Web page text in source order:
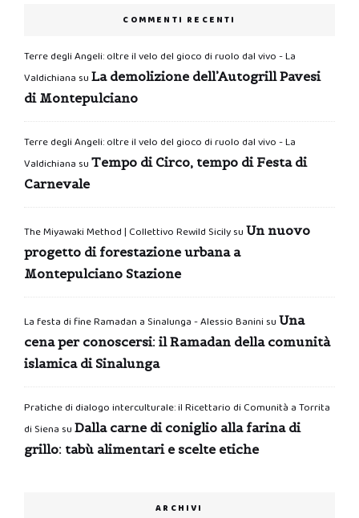
COMMENTI RECENTI
Terre degli Angeli: oltre il velo del gioco di ruolo dal vivo - La
Valdichiana su La demolizione dell’Autogrill Pavesi
di Montepulciano
Terre degli Angeli: oltre il velo del gioco di ruolo dal vivo - La
Valdichiana su Tempo di Circo, tempo di Festa di
Carnevale
The Miyawaki Method | Collettivo Rewild Sicilysu Un nuovo
progetto di forestazione urbana a
Montepulciano Stazione
La festa di fine Ramadan a Sinalunga - Alessio Banini su Una
cena per conoscersi: il Ramadan della comunità
islamica di Sinalunga
Pratiche di dialogo interculturale: il Ricettario di Comunità a Torrita
di Siena su Dalla carne di coniglio alla farina di
grillo: tabù alimentari e scelte etiche
ARCHIVI